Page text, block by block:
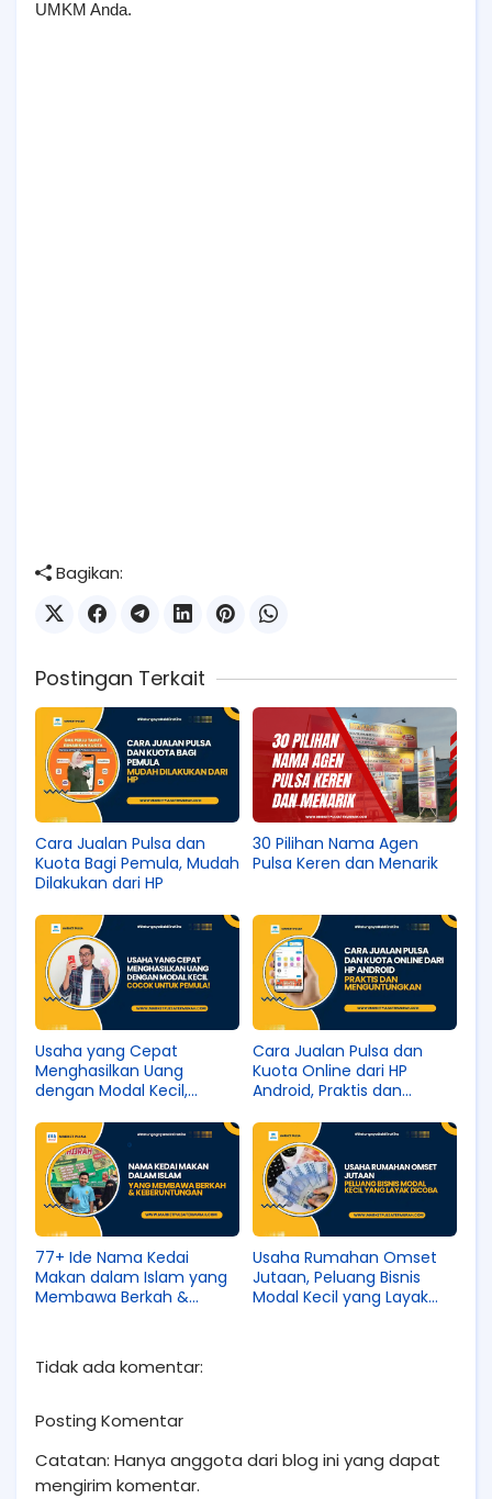
UMKM Anda.
Bagikan:
Postingan Terkait
Cara Jualan Pulsa dan
Kuota Bagi Pemula, Mudah
Dilakukan dari HP
30 Pilihan Nama Agen
Pulsa Keren dan Menarik
Usaha yang Cepat
Menghasilkan Uang
dengan Modal Kecil,
Cara Jualan Pulsa dan
Kuota Online dari HP
Android, Praktis dan
77+ Ide Nama Kedai
Makan dalam Islam yang
Membawa Berkah &
Usaha Rumahan Omset
Jutaan, Peluang Bisnis
Modal Kecil yang Layak
Tidak ada komentar:
Posting Komentar
Catatan: Hanya anggota dari blog ini yang dapat
mengirim komentar.